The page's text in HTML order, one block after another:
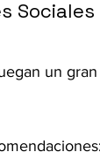
un